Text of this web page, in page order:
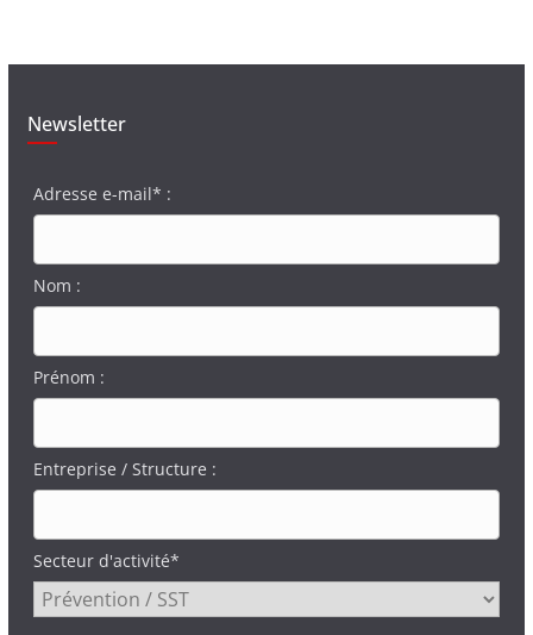
Newsletter
Adresse e-mail* :
Nom :
Prénom :
Entreprise / Structure :
Secteur d'activité*